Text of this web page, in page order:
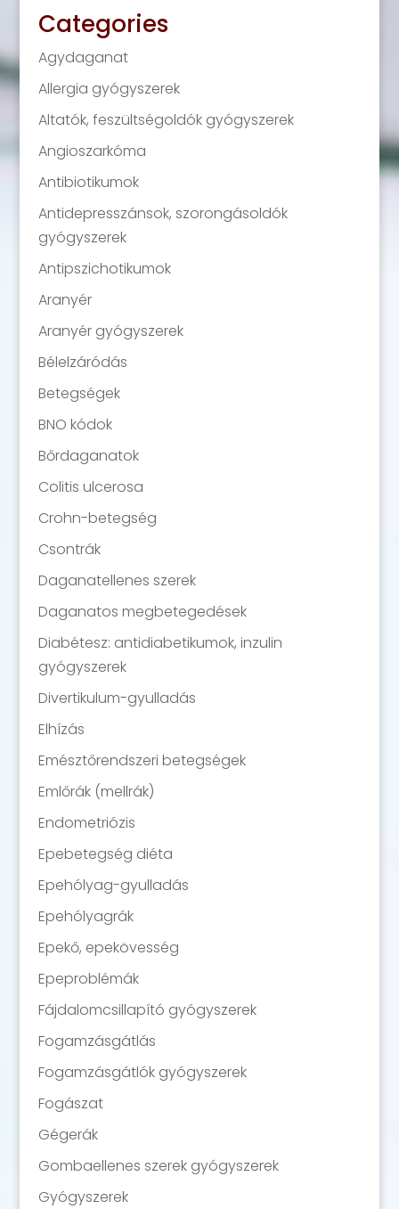
Categories
Agydaganat
Allergia gyógyszerek
Altatók, feszültségoldók gyógyszerek
Angioszarkóma
Antibiotikumok
Antidepresszánsok, szorongásoldók
gyógyszerek
Antipszichotikumok
Aranyér
Aranyér gyógyszerek
Bélelzáródás
Betegségek
BNO kódok
Bőrdaganatok
Colitis ulcerosa
Crohn-betegség
Csontrák
Daganatellenes szerek
Daganatos megbetegedések
Diabétesz: antidiabetikumok, inzulin
gyógyszerek
Divertikulum-gyulladás
Elhízás
Emésztőrendszeri betegségek
Emlőrák (mellrák)
Endometriózis
Epebetegség diéta
Epehólyag-gyulladás
Epehólyagrák
Epekő, epekövesség
Epeproblémák
Fájdalomcsillapító gyógyszerek
Fogamzásgátlás
Fogamzásgátlók gyógyszerek
Fogászat
Gégerák
Gombaellenes szerek gyógyszerek
Gyógyszerek